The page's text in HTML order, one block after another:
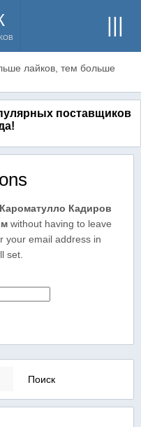
лайков, тем больше
поставщиков
Кароматулло Кадиров
without having to leave
your email address in
set.
Найти: